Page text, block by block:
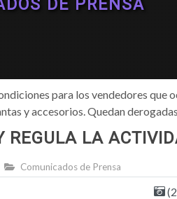
DE PRENSA
para los vendedores que
y accesorios. Quedan
REGULA LA
Comunicados de Prensa